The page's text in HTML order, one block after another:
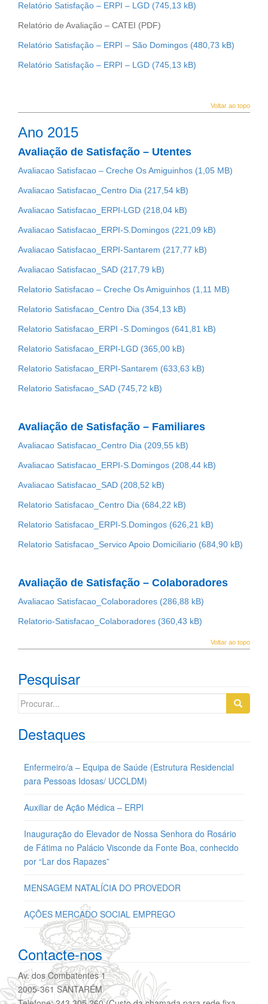
Relatório Satisfação – ERPI – LGD
Relatório de Avaliação – CATEI (PDF)
Relatório Satisfação – ERPI – São Domingos
Relatório Satisfação – ERPI – LGD
Voltar ao topo
Ano 2015
Avaliação de Satisfação – Utentes
Avaliacao Satisfacao – Creche Os Amiguinhos
Avaliacao Satisfacao_Centro Dia
Avaliacao Satisfacao_ERPI-LGD
Avaliacao Satisfacao_ERPI-S.Domingos
Avaliacao Satisfacao_ERPI-Santarem
Avaliacao Satisfacao_SAD
Relatorio Satisfacao – Creche Os Amiguinhos
Relatorio Satisfacao_Centro Dia
Relatorio Satisfacao_ERPI -S.Domingos
Relatorio Satisfacao_ERPI-LGD
Relatorio Satisfacao_ERPI-Santarem
Relatorio Satisfacao_SAD
Avaliação de Satisfação – Familiares
Avaliacao Satisfacao_Centro Dia
Avaliacao Satisfacao_ERPI-S.Domingos
Avaliacao Satisfacao_SAD
Relatorio Satisfacao_Centro Dia
Relatorio Satisfacao_ERPI-S.Domingos
Relatorio Satisfacao_Servico Apoio Domiciliario
Avaliação de Satisfação – Colaboradores
Avaliacao Satisfacao_Colaboradores
Relatorio-Satisfacao_Colaboradores
Voltar ao topo
Pesquisar
Search
Destaques
Enfermeiro/a – Equipa de Saúde (Estrutura Residencial
para Pessoas Idosas/ UCCLDM)
Auxiliar de Ação Médica – ERPI
Inauguração do Elevador de Nossa Senhora do Rosário
de Fátima no Palácio Visconde da Fonte Boa, conhecido
por “Lar dos Rapazes”
MENSAGEM NATALÍCIA DO PROVEDOR
AÇÕES MERCADO SOCIAL EMPREGO
Contacte-nos
Av. dos Combatentes 1
2005-361 SANTARÉM